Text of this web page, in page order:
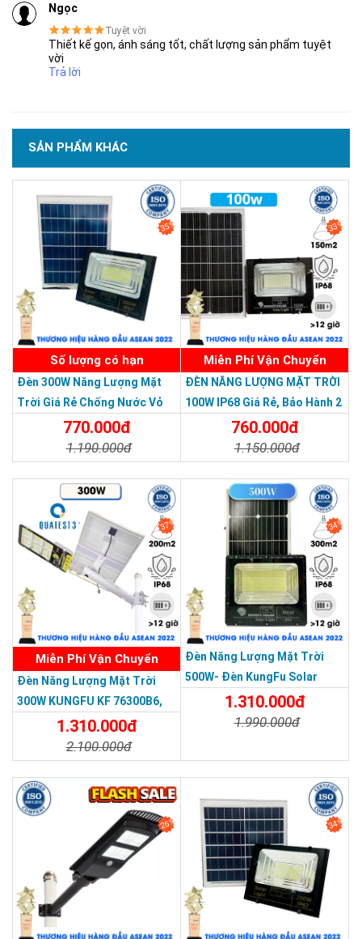
Chúng tôi cam kết sản phẩm có thể kháng nước tuyệt đối kể
cả khi nhúng sản phẩm vào nước, để đèn hoạt động dưới thời
tiết mưa, bão trong thời gian dài. Những sản phẩm thông
thường khi hoạt động sau một thời gian sẽ có tình trạng bị oxy
hoá, hư hỏng nhưng với đèn 1500W có thể hoạt động tốt hơn
3 năm. Quý khách hàng có thể yên tâm khi sử dụng nhé.
Thiết kế sang trọng
Đèn có thiết kế sang trọng với khung nhôm nguyên khối chắc
chắn, tản nhiệt tốt, tăng tính thẩm mỹ cho gia chủ.
Tự động thông minh
THƯƠNG HIỆU HÀNG ĐẦU ASEAN 2022
SẢN PHẨM DỊCH VỤ CHẤT LƯỢNG ASEAN 2019
Ngọc
Tuyệt vời
Thiết kế gọn, ánh sáng tốt, chất lượng sản phẩm tuyệt
vời
Trả lời
SẢN PHẨM KHÁC
35%
Số lượng có hạn
Đèn 300W Năng Lượng Mặt
Trời Giá Rẻ Chống Nước Vỏ
Nhôm Đúc770.000đ
1.190.000đ
33%
Miễn Phí Vận Chuyển
ĐÈN NĂNG LƯỢNG MẶT TRỜI
100W IP68 Giá Rẻ, Bảo Hành 2
760.000đ
1.150.000đ
37%
Miễn Phí Vận Chuyển
Đèn Năng Lượng Mặt Trời
300W KUNGFU KF 76300B6,
IP68, Bảng Giá 2026
1.310.000đ
2.100.000đ
34%
Đèn Năng Lượng Mặt Trời
500W- Đèn KungFu Solar
Năng Lượng Mặt Trời 500W,IP
67 Loại Lớn
1.310.000đ
1.990.000đ
26% 34%